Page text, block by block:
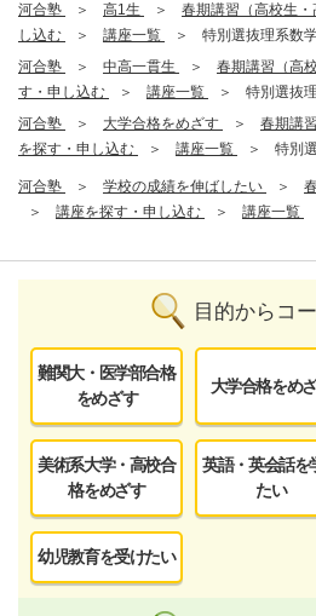
河合塾
高1生 春期講習（高校生・
し込む
講座一覧
特別選抜理系数
河合塾
中高一貫生 春期講習（高
す・申し込む
講座一覧
特別選抜
河合塾
大学合格をめざす 春期講
を探す・申し込む
講座一覧 特別
河合塾 学校の成績を伸ばしたい
講座を探す・申し込む
講座一覧
目的からコ
難関大・医学部合格
をめざす
大学合格をめ
美術系大学・高校合
格をめざす
英語・英会話を
たい
幼児教育を受けたい